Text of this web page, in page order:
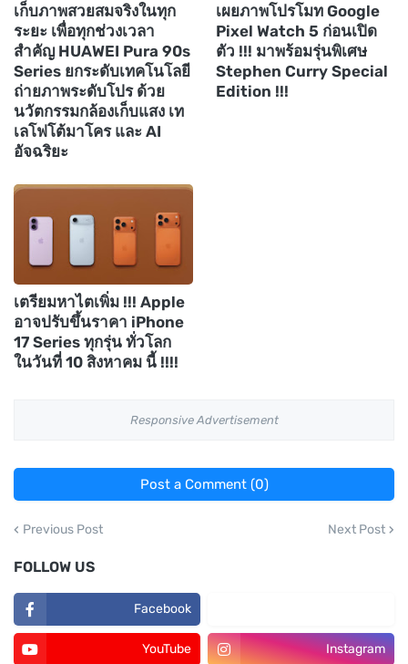
เก็บภาพสวยสมจริงในทุก
ระยะ เพื่อทุกช่วงเวลา
สำคัญ HUAWEI Pura 90s
Series ยกระดับเทคโนโลยี
ถ่ายภาพระดับโปร ด้วย
นวัตกรรมกล้องเก็บแสง เท
เลโฟโต้มาโคร และ AI
อัจฉริยะ
เผยภาพโปรโมท Google
Pixel Watch 5 ก่อนเปิด
ตัว !!! มาพร้อมรุ่นพิเศษ
Stephen Curry Special
Edition !!!
เตรียมหาไตเพิ่ม !!! Apple
อาจปรับขึ้นราคา iPhone
17 Series ทุกรุ่น ทั่วโลก
ในวันที่ 10 สิงหาคม นี้ !!!!
Responsive Advertisement
Post a Comment (0)
Previous Post Next Post
FOLLOW US
Facebook
YouTube Instagram